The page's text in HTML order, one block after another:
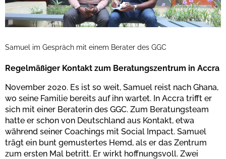
Samuel im Gespräch mit einem Berater des GGC
Regelmäßiger Kontakt zum Beratungszentrum in Accra
November 2020. Es ist so weit, Samuel reist nach Ghana,
wo seine Familie bereits auf ihn wartet. In Accra trifft er
sich mit einer Beraterin des GGC. Zum Beratungsteam
hatte er schon von Deutschland aus Kontakt, etwa
während seiner Coachings mit Social Impact. Samuel
trägt ein bunt gemustertes Hemd, als er das Zentrum
zum ersten Mal betritt. Er wirkt hoffnungsvoll. Zwei